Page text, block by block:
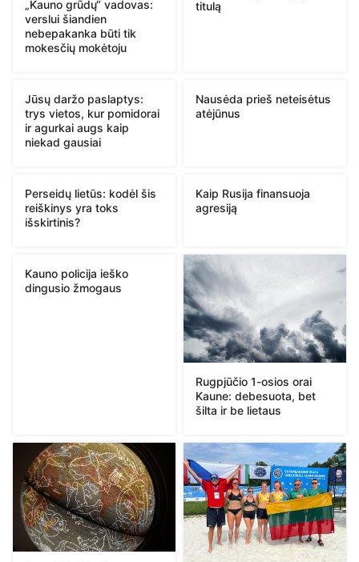
„Kauno grūdų“ vadovas:
verslui šiandien
nebepakanka būti tik
mokesčių mokėtoju
titulą
Jūsų daržo paslaptys:
trys vietos, kur pomidorai
ir agurkai augs kaip
niekad gausiai
Nausėda prieš neteisėtus
atėjūnus
Perseidų lietūs: kodėl šis
reiškinys yra toks
išskirtinis?
Kaip Rusija finansuoja
agresiją
Kauno policija ieško
dingusio žmogaus
Rugpjūčio 1-osios orai
Kaune: debesuota, bet
šilta ir be lietaus